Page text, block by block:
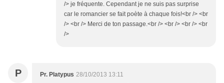
/> je fréquente. Cependant je ne suis pas surprise
car le romancier se fait poète à chaque fois!<br /> <br
/> <br /> Merci de ton passage.<br /> <br /> <br /> <br
/>
P Pr. Platypus 28/10/2013 13:11